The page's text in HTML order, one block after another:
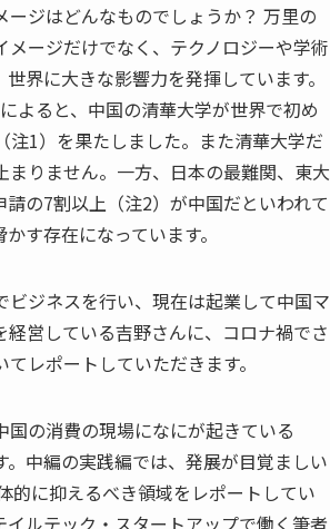
ジはどんなものでしょうか？ 万里の
ージだけでなく、テクノロジーや学術
界に大きな影響力を発揮しています。
よると、中国の清華大学が世界で初め
1）を果たしました。また清華大学だ
りません。一方、日本の最難関、東大
の7割以上（注2）が中国だといわれて
す存在になっています。
ジネスを行い、現在は起業して中国マ
営している吉野さんに、コロナ禍でさ
レポートしていただきます。
の消費の現場になにが起きている
中編の実践編では、発展が目覚ましい
的に抑えるべき領域をレポートしてい
ルテック・スタートアップで働く筆者